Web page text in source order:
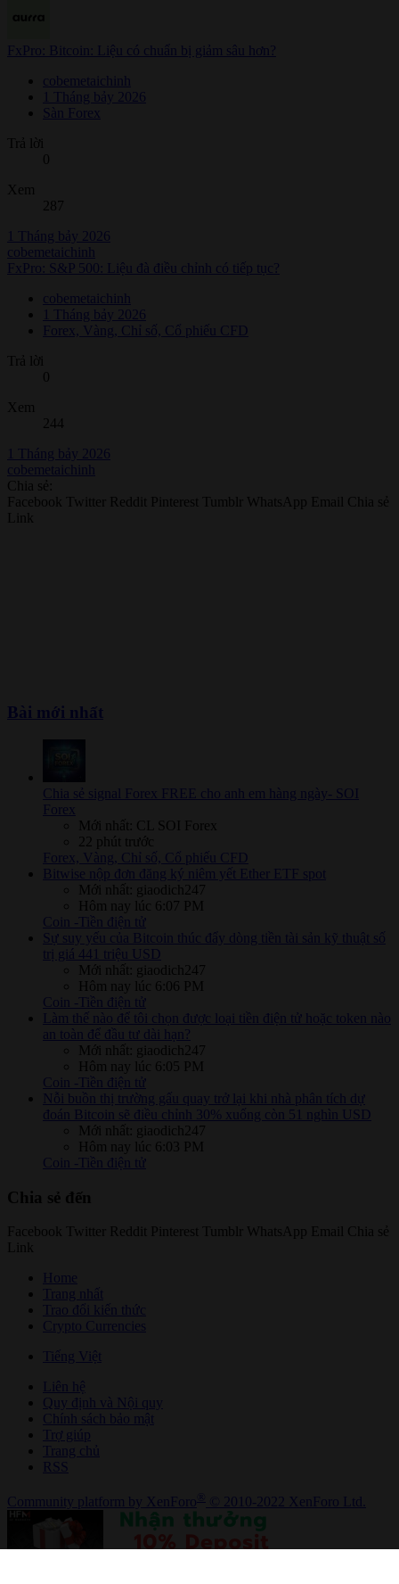
FxPro: Bitcoin: Liệu có chuẩn bị giảm sâu hơn?
cobemetaichinh
1 Tháng bảy 2026
Sàn Forex
Trả lời
0
Xem
287
1 Tháng bảy 2026
cobemetaichinh
FxPro: S&P 500: Liệu đà điều chỉnh có tiếp tục?
cobemetaichinh
1 Tháng bảy 2026
Forex, Vàng, Chỉ số, Cổ phiếu CFD
Trả lời
0
Xem
244
1 Tháng bảy 2026
cobemetaichinh
Chia sẻ:
Facebook Twitter Reddit Pinterest Tumblr WhatsApp Email
Chia sẻ
Link
Bài mới nhất
Chia sẻ signal Forex FREE cho anh em hàng ngày- SOI
Forex
Mới nhất: CL SOI Forex
22 phút trước
Forex, Vàng, Chỉ số, Cổ phiếu CFD
Bitwise nộp đơn đăng ký niêm yết Ether ETF spot
Mới nhất: giaodich247
Hôm nay lúc 6:07 PM
Coin -Tiền điện tử
Sự suy yếu của Bitcoin thúc đẩy dòng tiền tài sản kỹ thuật số
trị giá 441 triệu USD
Mới nhất: giaodich247
Hôm nay lúc 6:06 PM
Coin -Tiền điện tử
Làm thế nào để tôi chọn được loại tiền điện tử hoặc token nào
an toàn để đầu tư dài hạn?
Mới nhất: giaodich247
Hôm nay lúc 6:05 PM
Coin -Tiền điện tử
Nỗi buồn thị trường gấu quay trở lại khi nhà phân tích dự
đoán Bitcoin sẽ điều chỉnh 30% xuống còn 51 nghìn USD
Mới nhất: giaodich247
Hôm nay lúc 6:03 PM
Coin -Tiền điện tử
Chia sẻ đến
Facebook Twitter Reddit Pinterest Tumblr WhatsApp Email Chia sẻ
Link
Home
Trang nhất
Trao đổi kiến thức
Crypto Currencies
Tiếng Việt
Liên hệ
Quy định và Nội quy
Chính sách bảo mật
Trợ giúp
Trang chủ
RSS
Community platform by XenForo © 2010-2022 XenForo Ltd.